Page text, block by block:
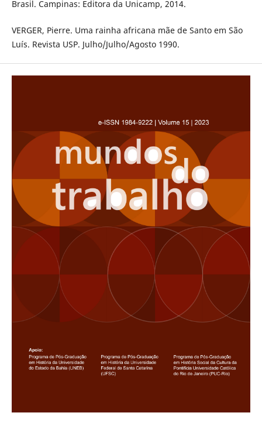
Brasil. Campinas: Editora da Unicamp, 2014.
VERGER, Pierre. Uma rainha africana mãe de Santo em São
Luís. Revista USP. Julho/Julho/Agosto 1990.